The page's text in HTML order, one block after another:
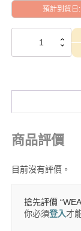
預計到貨日
WEA4020079
商品評價
目前沒有評價。
搶先評價
你必須登入才